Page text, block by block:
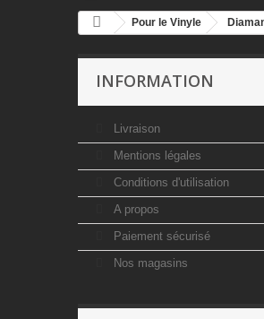
Pour le Vinyle
INFORMATION
Livraison
Mentions légales
Conditions d'utilisation
A propos
Paiement sécurisé
Nos magasins